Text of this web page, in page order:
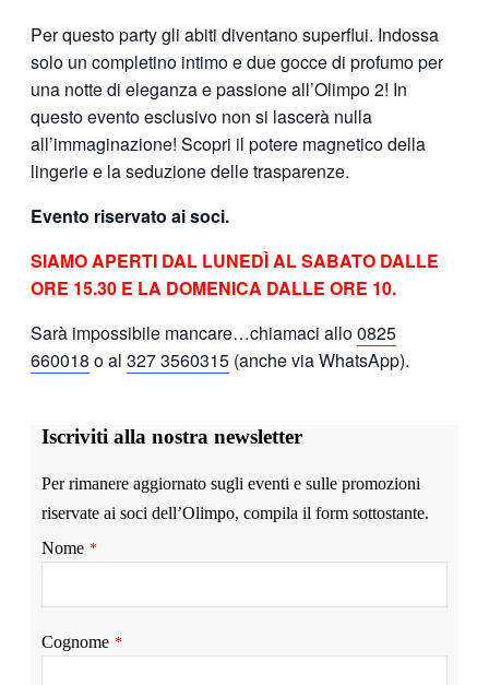
Per questo party gli abiti diventano superflui. Indossa
solo un completino intimo e due gocce di profumo per
una notte di eleganza e passione all’Olimpo 2! In
questo evento esclusivo non si lascerà nulla
all’immaginazione! Scopri il potere magnetico della
lingerie e la seduzione delle trasparenze.
Evento riservato ai soci.
SIAMO APERTI DAL LUNEDÌ AL SABATO DALLE
ORE 15.30 E LA DOMENICA DALLE ORE 10.
Sarà impossibile mancare…chiamaci allo0825
660018 o al 327 3560315 (anche via WhatsApp).
Iscriviti alla nostra newsletter
Per rimanere aggiornato sugli eventi e sulle promozioni
riservate ai soci dell’Olimpo, compila il form sottostante.
Nome *
Cognome *